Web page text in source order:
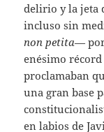
delirio y la jeta
incluso sin
non petita— por
enésimo récord
proclamaban
una gran base
en labios de